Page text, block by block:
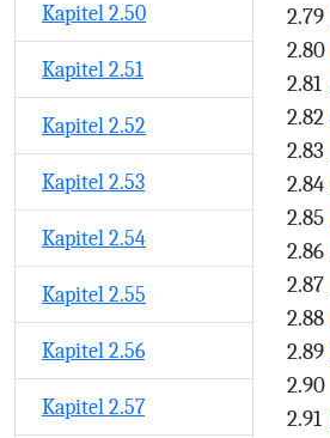
Kapitel 2.50
Kapitel 2.51
Kapitel 2.52
Kapitel 2.53
Kapitel 2.54
Kapitel 2.55
Kapitel 2.56
Kapitel 2.57
2.79
2.80
2.81
2.82
2.83
2.84
2.85
2.86
2.87
2.88
2.89
2.90
2.91